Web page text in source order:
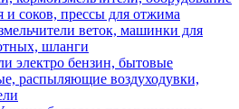
и соков, прессы для отжима
веток, машинки для
шланги
электро бензин, бытовые
распыляющие воздуходувки,